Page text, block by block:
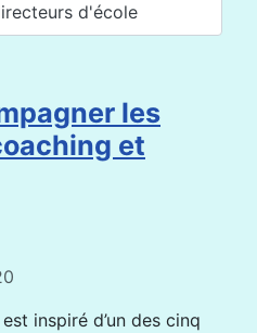
d'école
les
et
inspiré d’un des cinq